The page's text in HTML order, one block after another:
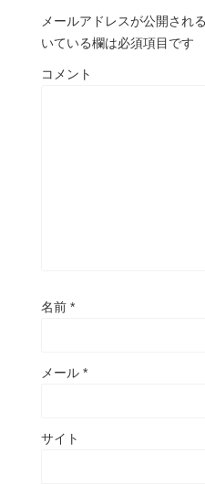
メールアドレスが公開され
いている欄は必須項目です
コメント
名前 *
メール *
サイト